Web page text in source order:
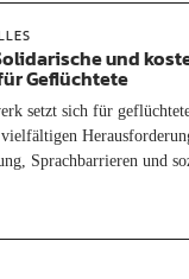
und
Geflüchtete
setzt sich für
Sprachbarrieren und